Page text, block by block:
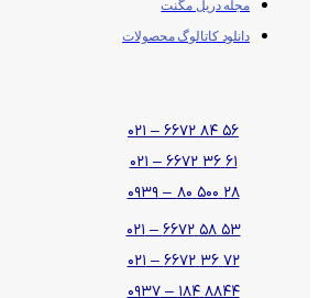
مجله دریل مگنت
دانلود کاتالوگ محصولات
۵۶ ۸۴ ۶۶۷۲ – ۰۲۱
۶۱ ۳۶ ۶۶۷۲ – ۰۲۱
۲۸ ۵۰۰ ۸۰ – ۰۹۳۹
۵۳ ۵۸ ۶۶۷۲ – ۰۲۱
۷۲ ۳۶ ۶۶۷۲ – ۰۲۱
۸۸۴۴ ۱۸۴ – ۰۹۳۷